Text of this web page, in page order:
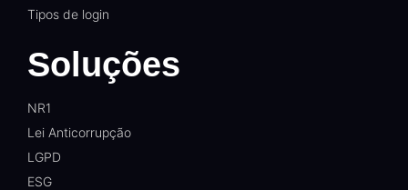
Tipos de login
Soluções
NR1
Lei Anticorrupção
LGPD
ESG